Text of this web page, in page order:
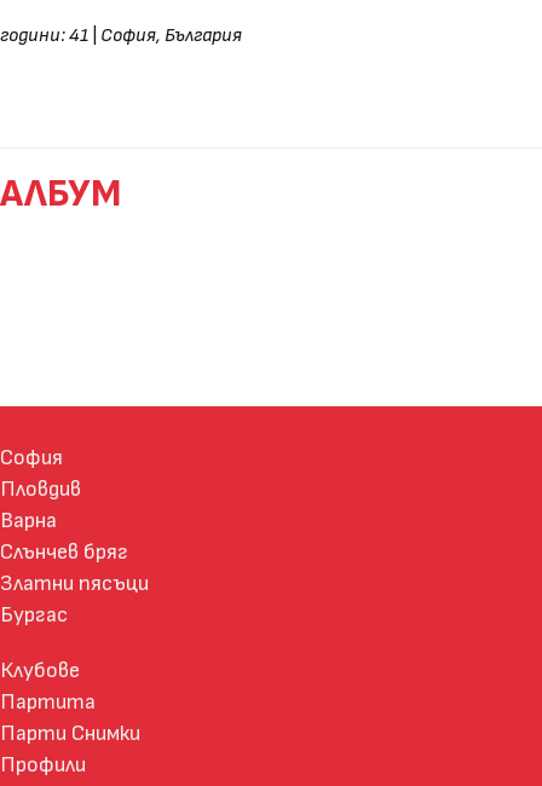
години: 41 София, България
АЛБУМ
София
Пловдив
Варна
Слънчев бряг
Златни пясъци
Бургас
Клубове
Партита
Парти Снимки
Профили